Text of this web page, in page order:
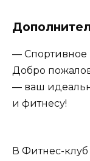
— Спортивное
Добро
— ваш
и фитнесу!
В Фитнес-